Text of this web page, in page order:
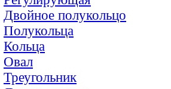
Двойное полукольцо
Полукольца
Кольца
Овал
Треугольник